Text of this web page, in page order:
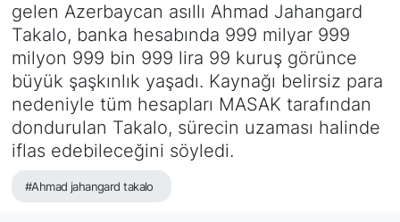
gelen Azerbaycan asıllı Ahmad Jahangard
Takalo, banka hesabında 999 milyar 999
milyon 999 bin 999 lira 99 kuruş görünce
büyük şaşkınlık yaşadı. Kaynağı belirsiz para
nedeniyle tüm hesapları MASAK tarafından
dondurulan Takalo, sürecin uzaması halinde
iflas edebileceğini söyledi.
#Ahmad jahangard takalo
Kültür ve Sanat
Eğitim
Bilim ve Teknoloji
Yazı Dizisi
Süper Lig Puan Durumu ve Fikstür
Tüm Manşetler
Son Dakika Haberleri
Haber Arşivi